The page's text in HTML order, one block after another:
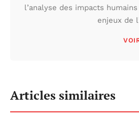
l’analyse des impacts
enjeux de
Articles similaires